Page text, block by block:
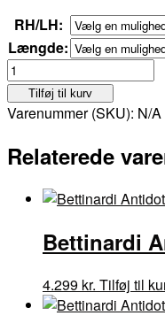
RH/LH:
Længde:
Bettinardi
Antidote
SB3
RH
antal
Tilføj til kurv
Varenummer (SKU): N/A
Relaterede
Bettinardi
4.299 kr. Tilføj til